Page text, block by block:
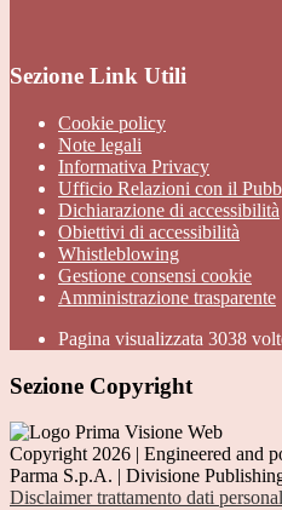
Sezione Link Utili
Cookie policy
Note legali
Informativa Privacy
Ufficio Relazioni con il
Dichiarazione di accessibilità
Obiettivi di accessibilità
Whistleblowing
Gestione consensi cookie
Amministrazione trasparente
Pagina visualizzata 3038
Sezione Copyright
Copyright 2026 | Engineered and
Parma S.p.A. | Divisione
Disclaimer trattamento dati